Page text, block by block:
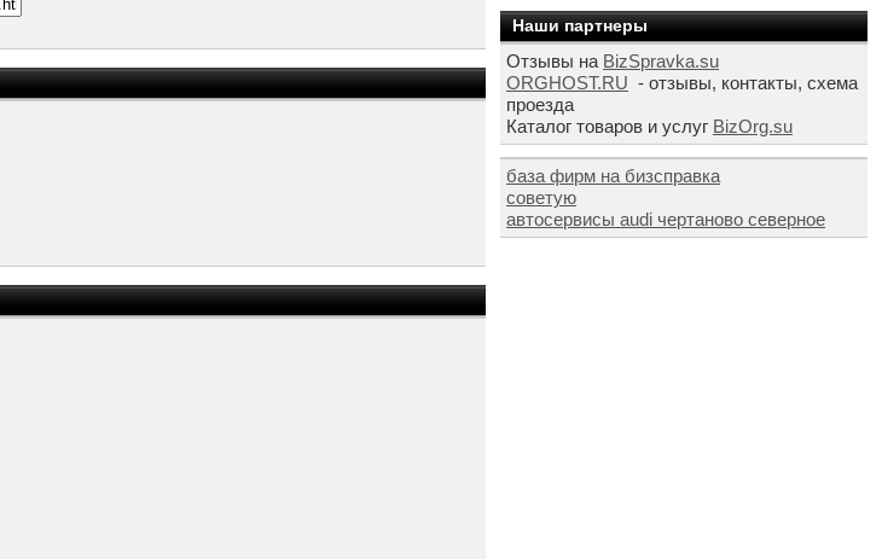
Наши партнеры
Отзывы на BizSpravka.su
ORGHOST.RU - отзывы, контакты, схема
проезда
Каталог товаров и услуг BizOrg.su
база фирм на бизсправка
советую
автосервисы audi чертаново северное